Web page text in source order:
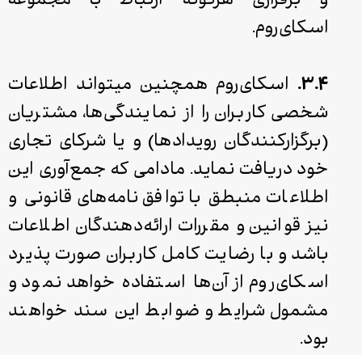
اسکای‌روم.
۳.۴. اسکای‌روم همچنین می­تواند اطلاعات
شخصی کاربران را از نمایندگی‌ها، مشتریان
(برگزارکنندگان رویدادها) و یا شرکای تجاری
خود دریافت نماید. مادامی که جمع‌آوری این
اطلاعات منبطق با توافق‌نامه‌های قانونی و
نیز قوانین و مقررات ارائه‌دهندگان اطلاعات
باشد و با رضایت کامل کاربران صورت پذیرد
اسکای‌روم از آن‌ها استفاده خواهد نمود و
مشمول شرایط و ضوابط این سند خواهند
بود.